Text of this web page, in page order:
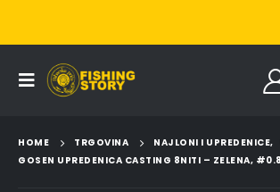
HOME TRGOVINA NAJLONI I UPREDENICE,
GOSEN UPREDENICA CASTING 8NITI – ZELENA,